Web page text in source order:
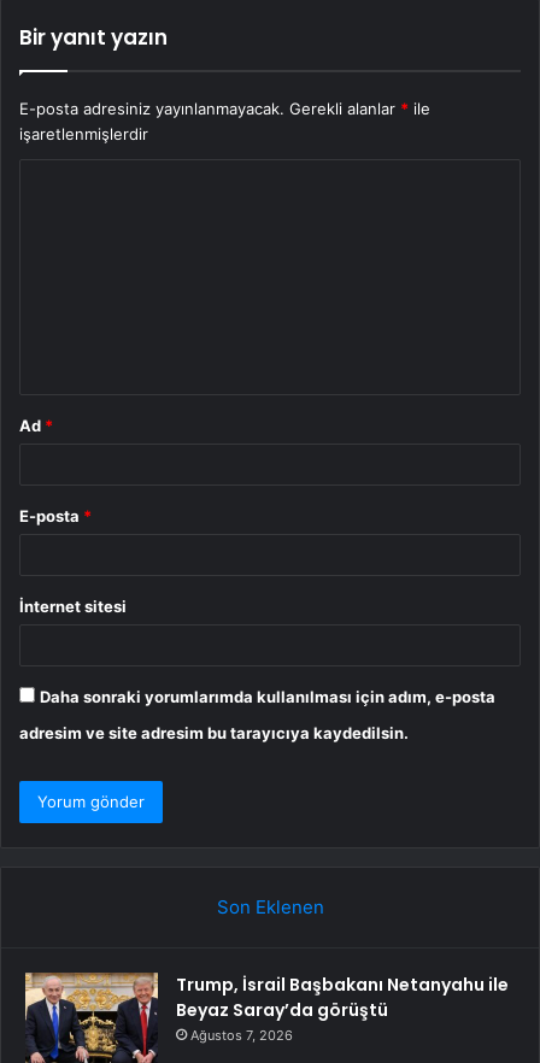
Bir yanıt yazın
E-posta adresiniz yayınlanmayacak. Gerekli alanlar * ile
işaretlenmişlerdir
Ad *
E-posta *
İnternet sitesi
Daha sonraki yorumlarımda kullanılması için adım, e-posta
adresim ve site adresim bu tarayıcıya kaydedilsin.
Son Eklenen
Trump, İsrail Başbakanı Netanyahu ile
Beyaz Saray’da görüştü
Ağustos 7, 2026